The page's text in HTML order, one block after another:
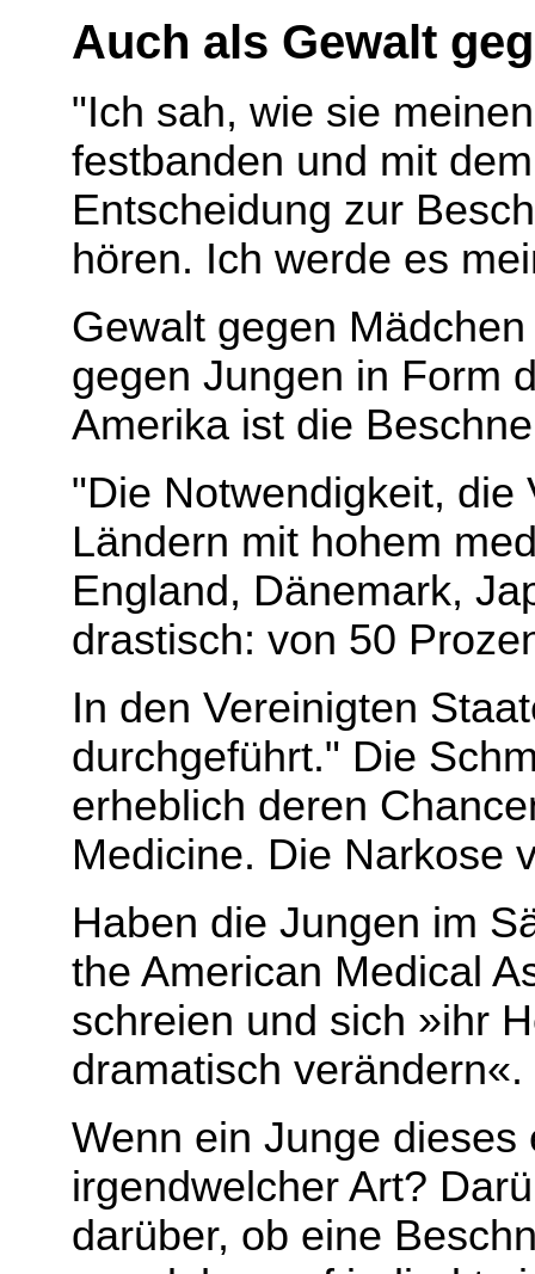
Auch als Gewalt
"Ich sah, wie sie
festbanden und mit
Entscheidung zur
hören. Ich werde es
Gewalt gegen
gegen Jungen in Form
Amerika ist die
"Die Notwendigkeit, die
Ländern mit hohem
England, Dänemark,
drastisch: von 50
In den Vereinigten
durchgeführt." Die
erheblich deren
Medicine. Die Narkose
Haben die Jungen im
the American Medical
schreien und sich »ihr
dramatisch verändern«.
Wenn ein Junge
irgendwelcher Art?
darüber, ob eine